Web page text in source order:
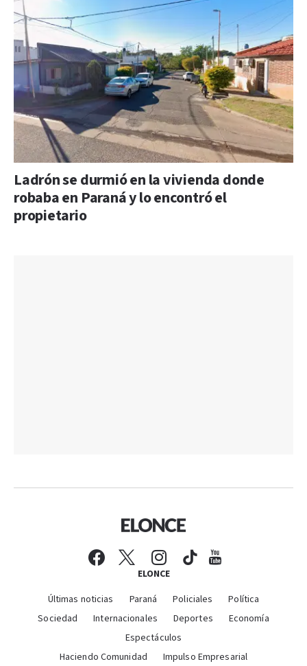
Ladrón se durmió en la vivienda donde
robaba en Paraná y lo encontró el
propietario
ELONCE
Últimas noticias Paraná Policiales
Política
Sociedad
Internacionales Deportes
Economía
Espectáculos
Haciendo Comunidad
Impulso Empresarial